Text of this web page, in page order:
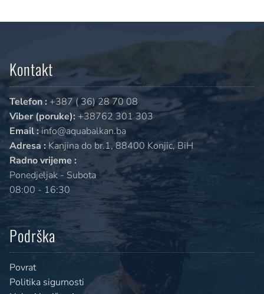
Kontakt
Telefon : +387 ( 36) 28 70 08
Viber (poruke): +38762 301 303
Email :info@aquabalkan.ba
Adresa : Kanjina do br.1, 88400 Konjic, BiH
Radno vrijeme :
Ponedjeljak - Subota
08:00 - 16:30
Podrška
Povrat
Politika sigurnosti